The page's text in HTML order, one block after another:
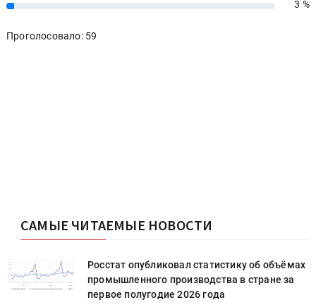
3% 3 %
Проголосовало: 59
САМЫЕ ЧИТАЕМЫЕ НОВОСТИ
Росстат опубликовал статистику об объёмах
промышленного производства в стране за
первое полугодие 2026 года